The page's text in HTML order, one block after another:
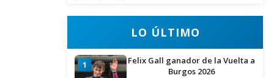
LO ÚLTIMO
1
Felix Gall ganador de la Vuelta a
Burgos 2026